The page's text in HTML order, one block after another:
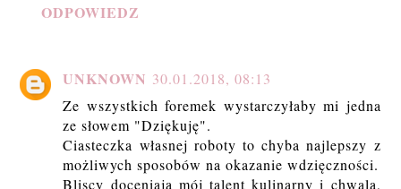
ODPOWIEDZ
UNKNOWN 30.01.2018, 08:13
Ze wszystkich foremek wystarczyłaby mi jedna
ze słowem "Dziękuję".
Ciasteczka własnej roboty to chyba najlepszy z
możliwych sposobów na okazanie wdzięczności.
Bliscy doceniają mój talent kulinarny i chwalą,